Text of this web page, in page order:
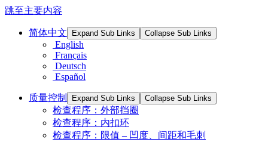
跳至主要内容
简体中文 Expand Sub Links Collapse Sub Links
English
Français
Deutsch
Español
质量控制 Expand Sub Links Collapse Sub Links
检查程序：外部挡圈
检查程序：内扣环
检查程序：限值 – 凹度、间距和毛刺